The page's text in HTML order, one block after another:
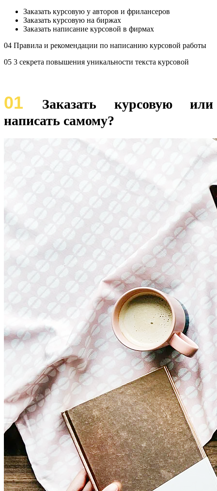
Заказать курсовую у авторов и фрилансеров
Заказать курсовую на биржах
Заказать написание курсовой в фирмах
04 Правила и рекомендации по написанию курсовой работы
05 3 секрета повышения уникальности текста курсовой
01
Заказать курсовую или
написать самому?